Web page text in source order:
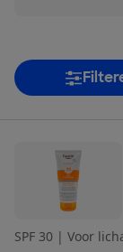
SPF 30 | Voor